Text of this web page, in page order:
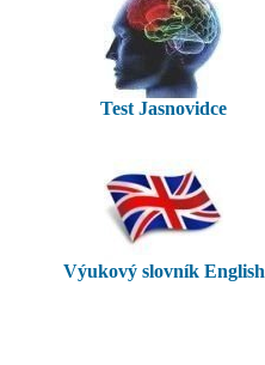
Test Jasnovidce
Výukový slovník English